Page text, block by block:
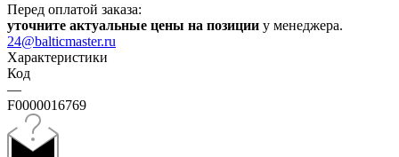
Перед оплатой заказа:
уточните актуальные цены на позиции у менеджера.
24@balticmaster.ru
Характеристики
Код
—
F0000016769